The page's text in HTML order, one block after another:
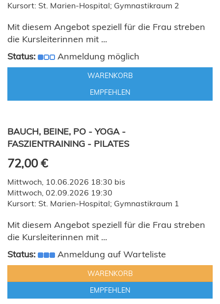
Kursort: St. Marien-Hospital; Gymnastikraum 2
Mit diesem Angebot speziell für die Frau streben
die Kursleiterinnen mit ...
Status:
Anmeldung möglich
WARENKORB
EMPFEHLEN
BAUCH, BEINE, PO - YOGA -
FASZIENTRAINING - PILATES
72,00 €
Mittwoch, 10.06.2026 18:30 bis
Mittwoch, 02.09.2026 19:30
Kursort: St. Marien-Hospital; Gymnastikraum 1
Mit diesem Angebot speziell für die Frau streben
die Kursleiterinnen mit ...
Status:
Anmeldung auf Warteliste
WARENKORB
EMPFEHLEN